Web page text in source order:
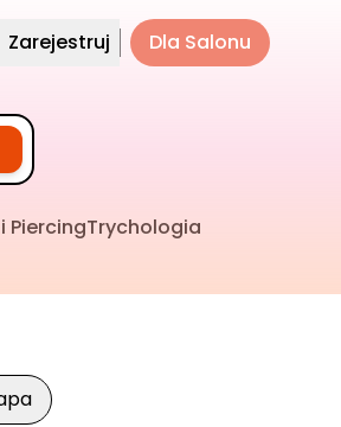
Zarejestruj Dla Salonu
PiercingTrychologia
widok mapy